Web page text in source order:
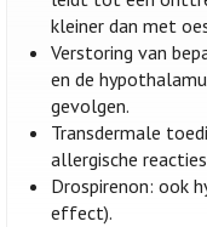
kleiner dan met
Verstoring van
en de
gevolgen.
Transdermale
allergische
Drospirenon: ook
effect).